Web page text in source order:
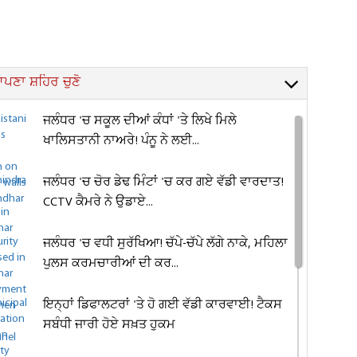
ਸ਼ਹਿਰ ਚੁਣੋ
ਜਲੰਧਰ 'ਚ ਸਕੂਲ ਦੀਆਂ ਕੰਧਾਂ 'ਤੇ ਲਿਖੇ ਮਿਲੇ
ਖਾਲਿਸਤਾਨੀ ਨਾਅਰੇ! ਪੰਨੂ ਨੇ ਲਈ...
ਜਲੰਧਰ 'ਚ ਚੋਰ ਡੇਢ ਮਿੰਟਾਂ 'ਚ ਕਰ ਗਏ ਵੱਡੀ ਵਾਰਦਾਤ!
CCTV ਕੈਮਰੇ ਨੇ ਉਡਾਏ...
ਜਲੰਧਰ 'ਚ ਵਧੀ ਸੁਰੱਖਿਆ! ਚੱਪੇ-ਚੱਪੇ ਲੱਗੇ ਨਾਕੇ, ਮਹਿਲਾ
ਪੁਲਸ ਕਰਮਚਾਰੀਆਂ ਦੀ ਕਰ...
ਇਨ੍ਹਾਂ ਡਿਫਾਲਟਰਾਂ 'ਤੇ ਹੋ ਗਈ ਵੱਡੀ ਕਾਰਵਾਈ! ਟੈਕਸ
ਸਬੰਧੀ ਜਾਰੀ ਹੋਏ ਸਖ਼ਤ ਹੁਕਮ